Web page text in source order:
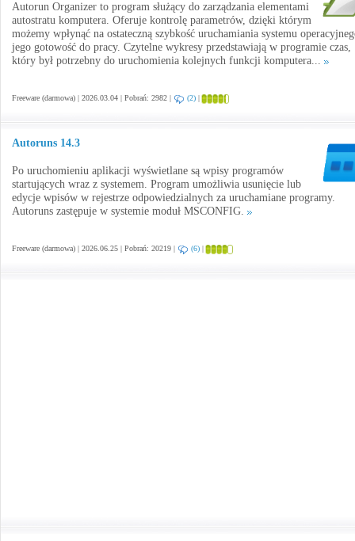
Autorun Organizer to program służący do zarządzania elementami
autostratu komputera. Oferuje kontrolę parametrów, dzięki którym
możemy wpłynąć na ostateczną szybkość uruchamiania systemu
jego gotowość do pracy. Czytelne wykresy przedstawiają w programie czas,
który był potrzebny do uruchomienia kolejnych funkcji komputera...
Freeware (darmowa) | 2026.03.04 | Pobrań: 2982 | (2) |
Autoruns 14.3
Po uruchomieniu aplikacji wyświetlane są wpisy programów
startujących wraz z systemem. Program umożliwia usunięcie lub
edycje wpisów w rejestrze odpowiedzialnych za uruchamiane programy.
Autoruns zastępuje w systemie moduł MSCONFIG.
Freeware (darmowa) | 2026.06.25 | Pobrań: 20219 | (6) |